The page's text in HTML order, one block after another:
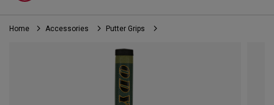
Home Accessories Putter Grips